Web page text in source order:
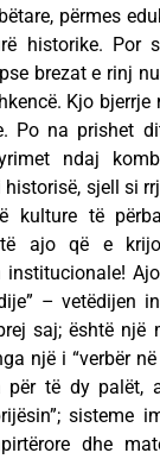
përmes
historike. Por
brezat e rinj
Kjo bjerrje
Po na prishet
ndaj
sjell si
kulture të
ajo që e
institucionale!
– vetëdijen
saj; është një
një i “verbër
të dy palët,
sisteme
dhe